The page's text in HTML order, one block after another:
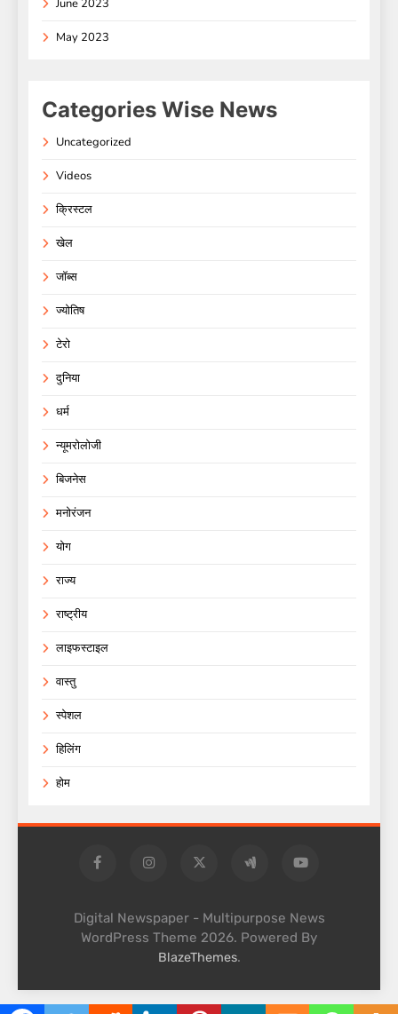
June 2023
May 2023
Categories Wise News
Uncategorized
Videos
क्रिस्टल
खेल
जॉब्स
ज्योतिष
टेरो
दुनिया
धर्म
न्यूमरोलोजी
बिजनेस
मनोरंजन
योग
राज्य
राष्ट्रीय
लाइफस्टाइल
वास्तु
स्पेशल
हिलिंग
होम
Digital Newspaper - Multipurpose News
WordPress Theme 2026. Powered By
BlazeThemes.